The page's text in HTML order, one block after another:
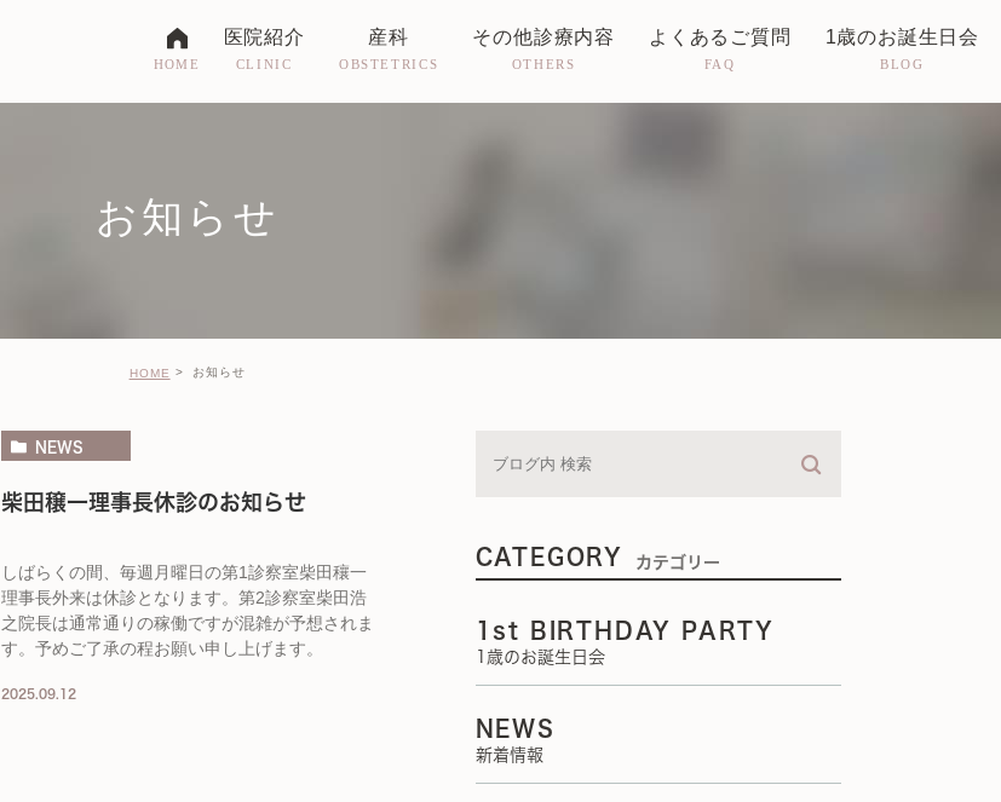
HOME
医院紹介
CLINIC
受付時間・アクセス
産科
OBSTETRICS
その他診療内容
OTHERS
よくあるご質問
FAQ
1歳のお誕生日会
BLOG
お知らせ
HOME お知らせ
NEWS
柴田穣一理事長休診のお知らせ
しばらくの間、毎週月曜日の第1診察室柴田穰一
理事長外来は休診となります。第2診察室柴田浩
之院長は通常通りの稼働ですが混雑が予想されま
す。予めご了承の程お願い申し上げます。
2025.09.12
CATEGORY カテゴリー
1st BIRTHDAY PARTY
1歳のお誕生日会
NEWS
新着情報